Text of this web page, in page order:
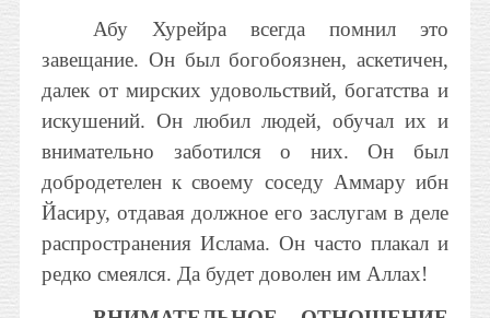
Абу Хурейра всегда помнил это
завещание. Он был богобоязнен, аскетичен,
далек от мирских удовольствий, богатства и
искушений. Он любил людей, обучал их и
внимательно заботился о них. Он был
добродетелен к своему соседу Аммару ибн
Йасиру, отдавая должное его заслугам в деле
распространения Ислама. Он часто плакал и
редко смеялся. Да будет доволен им Аллах!